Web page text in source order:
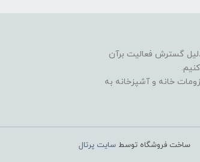
آغاز کرد؛ که به دلیل گسترش فعالیت برآن
خانه و آشپزخانه به
ساخت فروشگاه توسط سایت پرتال